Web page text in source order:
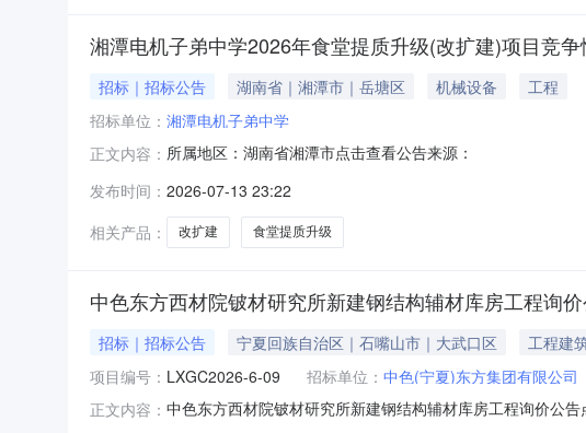
湘潭电机子弟中学2026年食堂提质升级(改扩建)项目竞
招标｜招标公告 湖南省｜湘潭市｜岳塘区 机械设备
工程
招标单位： 湘潭电机子弟中学
正文内容： 所属地区：湖南省湘潭市点击查看公告来源：
发布时间： 2026-07-13 23:22
相关产品：
改扩建 食堂提质升级
中色东方西材院铍材研究所新建钢结构辅材库房工程询
招标｜招标公告 宁夏回族自治区｜石嘴山市｜大武口区 工程建
项目编号： LXGC2026-6-09 招标单位： 中色(宁夏)东方集团有限公司
正文内容： 中色东方西材院铍材研究所新建钢结构辅材库房工程询价公